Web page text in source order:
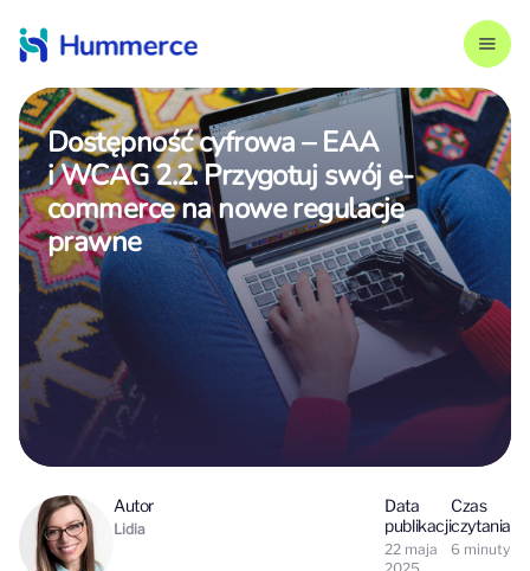
Dostępność cyfrowa – EAA
i WCAG 2.2. Przygotuj swój e-
commerce na nowe regulacje
prawne
Autor
Lidia
Data
publikacji
22 maja
Czas
czytania
6 minuty